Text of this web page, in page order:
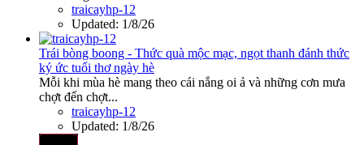
traicayhp-12
Updated: 1/8/26
Trái bòng boong - Thức quà mộc mạc, ngọt thanh đánh thức
ký ức tuổi thơ ngày hè
Mỗi khi mùa hè mang theo cái nắng oi ả và những cơn mưa
chợt đến chợt...
traicayhp-12
Updated: 1/8/26